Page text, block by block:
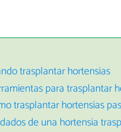
trasplantar hortensias
para trasplantar
trasplantar hortensias
de una hortensia